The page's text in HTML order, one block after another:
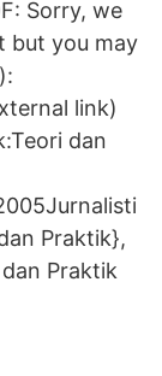
Sorry, we
but you may
link)
dan
Praktik},
Praktik